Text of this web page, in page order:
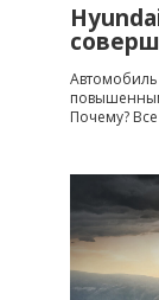
Автомобиль
Почему?